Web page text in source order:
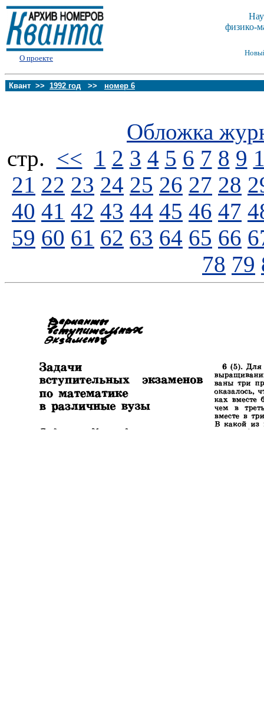
О проекте
физико-
Квант >> 1992 год >> номер 6
Обложка
стp. << 1 2 3 4 5 6 7 8 9
21 22 23 24 25 26 27 28
40 41 42 43 44 45 46 47
59 60 61 62 63 64 65 66
78 79